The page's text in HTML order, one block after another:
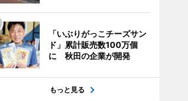
「いぶりがっこチーズサン
ド」累計販売数100万個
に 秋田の企業が開発
もっと見る